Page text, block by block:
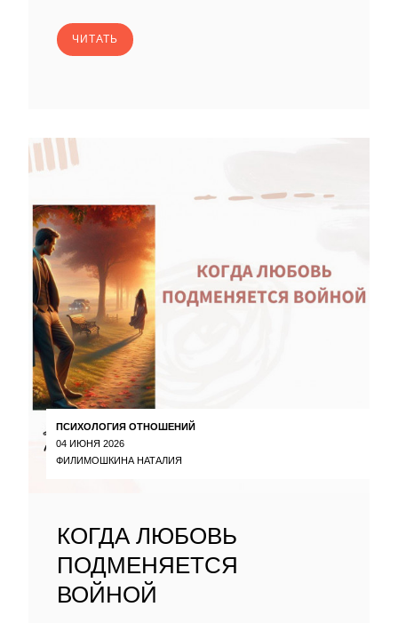
ЧИТАТЬ
ПСИХОЛОГИЯ ОТНОШЕНИЙ
04 ИЮНЯ 2026
ФИЛИМОШКИНА НАТАЛИЯ
КОГДА ЛЮБОВЬ
ПОДМЕНЯЕТСЯ
ВОЙНОЙ